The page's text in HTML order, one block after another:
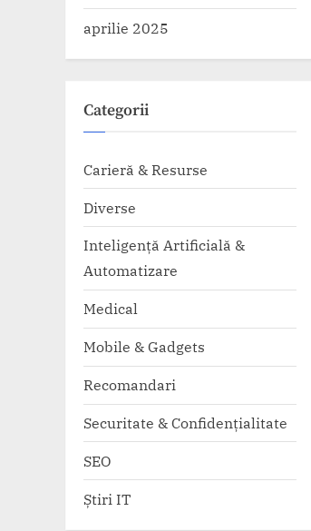
aprilie 2025
Categorii
Carieră & Resurse
Diverse
Inteligență Artificială &
Automatizare
Medical
Mobile & Gadgets
Recomandari
Securitate & Confidențialitate
SEO
Știri IT